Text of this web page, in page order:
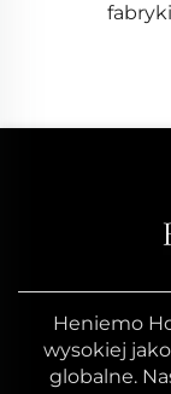
sypialni
Heniemo
wysokiej
globalne.